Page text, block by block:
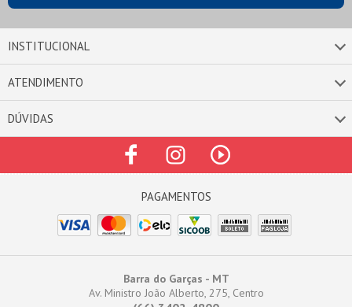
INSTITUCIONAL
ATENDIMENTO
DÚVIDAS
Barra do Garças - MT
Av. Ministro João Alberto, 275, Centro